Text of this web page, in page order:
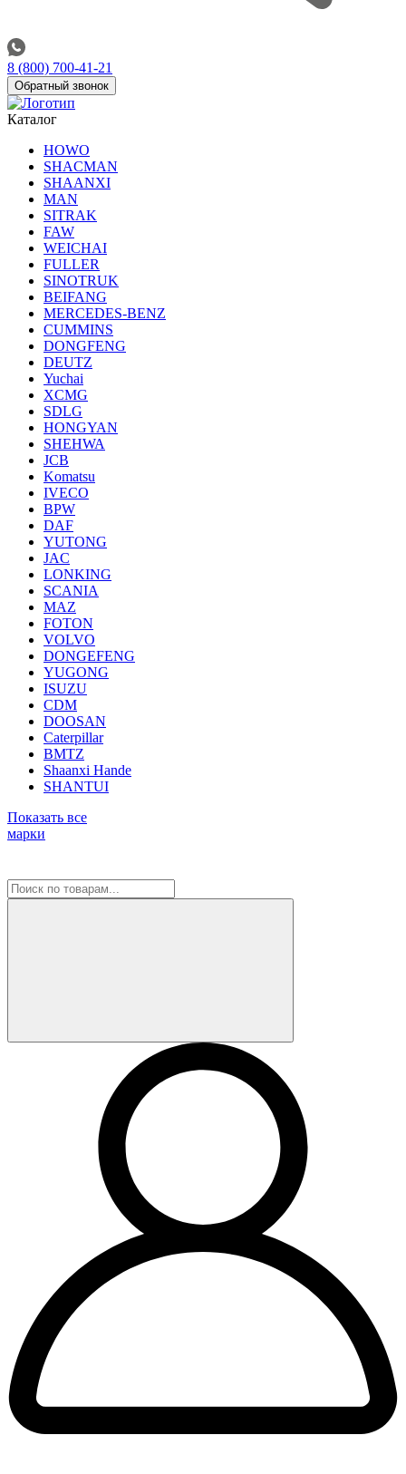
8 (800) 700-41-21
Обратный звонок
Каталог
HOWO
SHACMAN
SHAANXI
MAN
SITRAK
FAW
WEICHAI
FULLER
SINOTRUK
BEIFANG
MERCEDES-BENZ
CUMMINS
DONGFENG
DEUTZ
Yuchai
XCMG
SDLG
HONGYAN
SHEHWA
JCB
Komatsu
IVECO
BPW
DAF
YUTONG
JAC
LONKING
SCANIA
MAZ
FOTON
VOLVO
DONGEFENG
YUGONG
ISUZU
CDM
DOOSAN
Caterpillar
BMTZ
Shaanxi Hande
SHANTUI
Показать все
марки